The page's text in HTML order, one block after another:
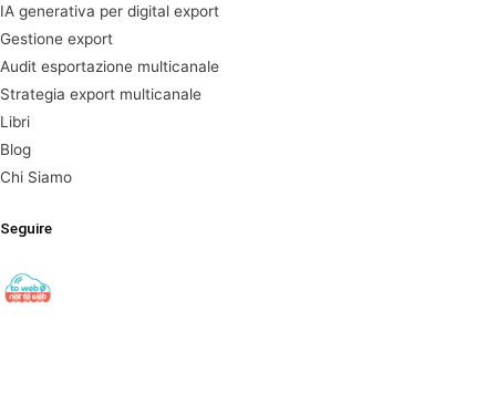
IA generativa per digital export
Gestione export
Audit esportazione multicanale
Strategia export multicanale
Libri
Blog
Chi Siamo
Seguire